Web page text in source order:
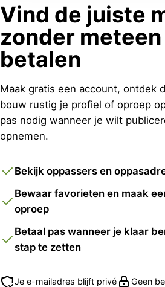
Vind de juiste
zonder
betalen
Maak gratis een account, ontdek
bouw rustig je profiel of oproep
pas nodig wanneer je wilt
opnemen.
Bekijk oppassers en
Bewaar favorieten en maak
oproep
Betaal pas wanneer je klaar
stap te zetten
Je e-mailadres blijft privé Geen